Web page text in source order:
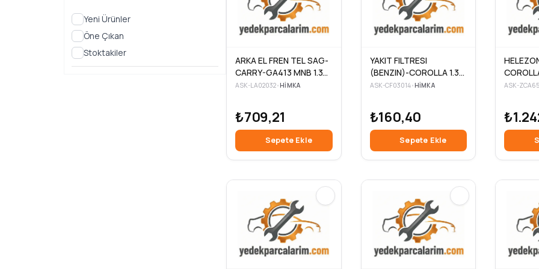
Yeni Ürünler
Öne Çıkan
Stoktakiler
ARKA EL FREN TEL SAG-
CARRY-GA413 MNB 1.3
99-
ASK-LA02032•HIMKA
₺709,21
Sepete Ekle
YAKIT FILTRESI
(BENZIN)-COROLLA 1.3-
1.6
ASK-CF03014•HIMKA
₺160,40
Sepete Ekle
04-
ASK-